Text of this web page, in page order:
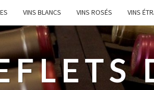
VINS BLANCS VINS ROSÉS VINS